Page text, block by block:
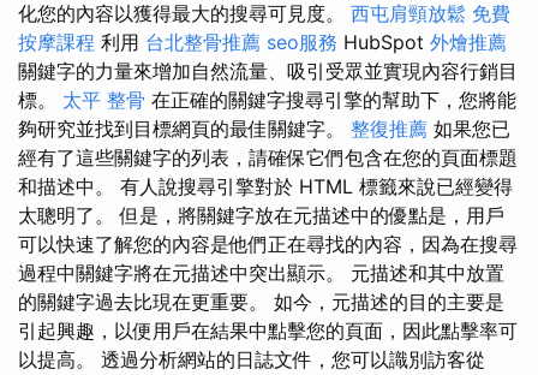
化您的內容以獲得最大的搜尋可見度。 西屯肩頸放鬆 免費
按摩課程 利用 台北整骨推薦 seo服務 HubSpot 外燴推薦
關鍵字的力量來增加自然流量、吸引受眾並實現內容行銷目
標。 太平 整骨 在正確的關鍵字搜尋引擎的幫助下，您將能
夠研究並找到目標網頁的最佳關鍵字。 整復推薦 如果您已
經有了這些關鍵字的列表，請確保它們包含在您的頁面標題
和描述中。 有人說搜尋引擎對於 HTML 標籤來說已經變得
太聰明了。 但是，將關鍵字放在元描述中的優點是，用戶
可以快速了解您的內容是他們正在尋找的內容，因為在搜尋
過程中關鍵字將在元描述中突出顯示。 元描述和其中放置
的關鍵字過去比現在更重要。 如今，元描述的目的主要是
引起興趣，以便用戶在結果中點擊您的頁面，因此點擊率可
以提高。 透過分析網站的日誌文件，您可以識別訪客從